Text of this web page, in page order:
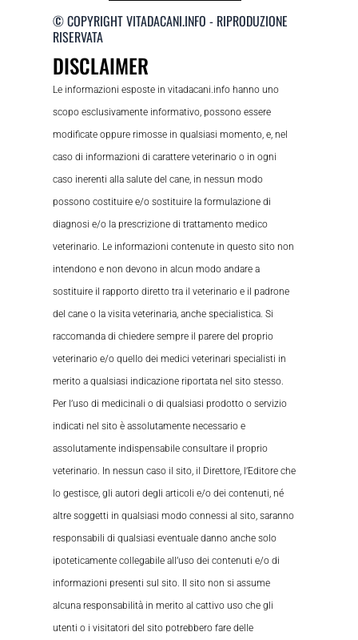
© COPYRIGHT VITADACANI.INFO - RIPRODUZIONE
RISERVATA
DISCLAIMER
Le informazioni esposte in vitadacani.info hanno uno
scopo esclusivamente informativo, possono essere
modificate oppure rimosse in qualsiasi momento, e, nel
caso di informazioni di carattere veterinario o in ogni
caso inerenti alla salute del cane, in nessun modo
possono costituire e/o sostituire la formulazione di
diagnosi e/o la prescrizione di trattamento medico
veterinario. Le informazioni contenute in questo sito non
intendono e non devono in alcun modo andare a
sostituire il rapporto diretto tra il veterinario e il padrone
del cane o la visita veterinaria, anche specialistica. Si
raccomanda di chiedere sempre il parere del proprio
veterinario e/o quello dei medici veterinari specialisti in
merito a qualsiasi indicazione riportata nel sito stesso.
Per l’uso di medicinali o di qualsiasi prodotto o servizio
indicati nel sito è assolutamente necessario e
assolutamente indispensabile consultare il proprio
veterinario. In nessun caso il sito, il Direttore, l’Editore che
lo gestisce, gli autori degli articoli e/o dei contenuti, né
altre soggetti in qualsiasi modo connessi al sito, saranno
responsabili di qualsiasi eventuale danno anche solo
ipoteticamente collegabile all’uso dei contenuti e/o di
informazioni presenti sul sito. Il sito non si assume
alcuna responsabilità in merito al cattivo uso che gli
utenti o i visitatori del sito potrebbero fare delle